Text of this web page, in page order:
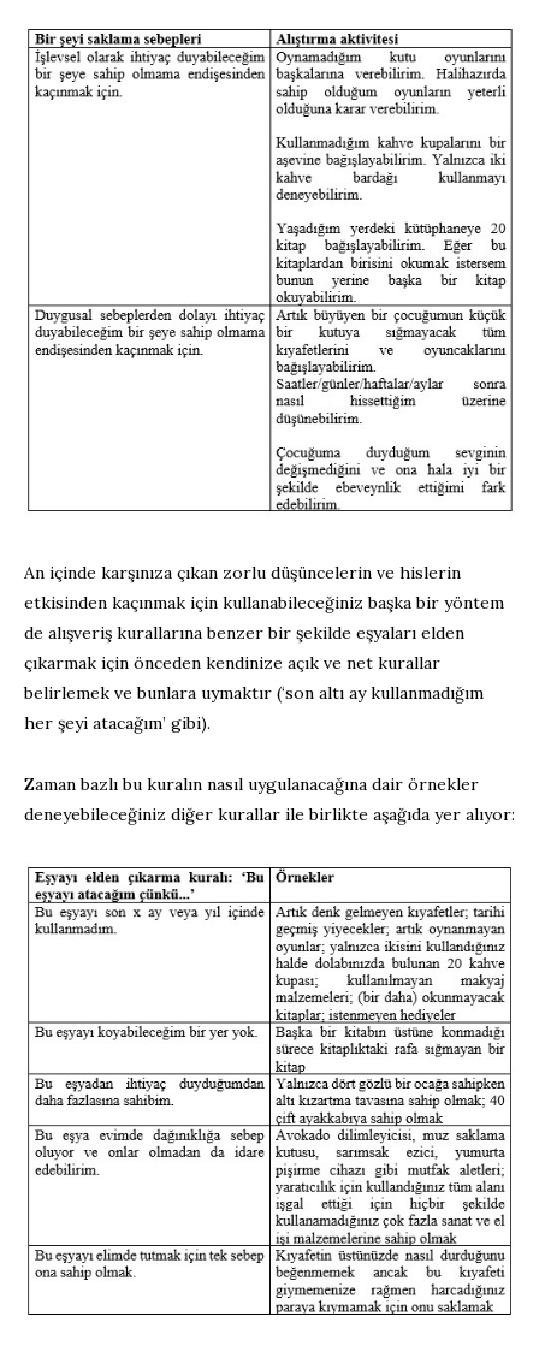
An içinde karşınıza çıkan zorlu düşüncelerin ve hislerin
etkisinden kaçınmak için kullanabileceğiniz başka bir yöntem
de alışveriş kurallarına benzer bir şekilde eşyaları elden
çıkarmak için önceden kendinize açık ve net kurallar
belirlemek ve bunlara uymaktır (‘son altı ay kullanmadığım
her şeyi atacağım’ gibi).
Zaman bazlı bu kuralın nasıl uygulanacağına dair örnekler
deneyebileceğiniz diğer kurallar ile birlikte aşağıda yer alıyor: